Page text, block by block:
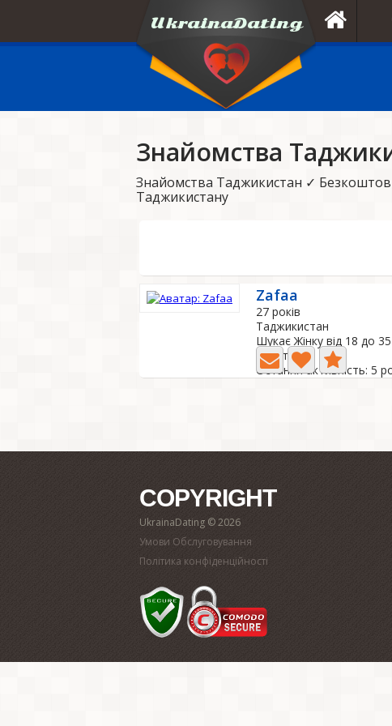
Знайомства
Знайомства Таджикистан ✓
Таджикистану
Zafaa
27 років
Таджикистан
Шукає Жінку від 18 до 35
2 Фото
Остання активність: 5
COPYRIGHT
UkrainaDating © 2026
Умови Обслуговування
Політика конфіденційності